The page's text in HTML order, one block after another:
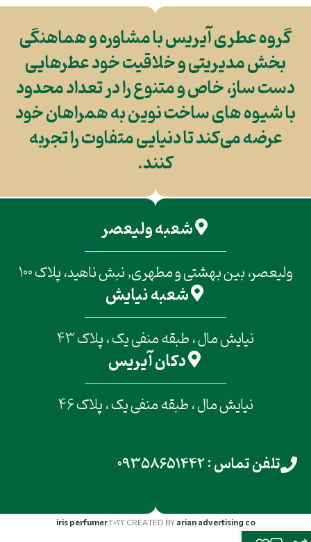
گروه عطری آیریس با مشاوره و هماهنگی
بخش مدیریتی و خلاقیت خود عطرهایی
دست ساز، خاص و متنوع را در تعداد محدود
با شیوه های ساخت نوین به همراهان خود
عرضه می‌کند تا دنیایی متفاوت را تجربه
کنند.
شعبه ولیعصر
ولیعصر، بین بهشتی و مطهری, نبش ناهید، پلاک 100
شعبه نیایش
نیایش مال ، طبقه منفی یک ، پلاک 43
دکان آیریس
نیایش مال ، طبقه منفی یک ، پلاک 46
تلفن تماس : 09358651442
iris perfumer2022 CREATED BYarian advertising co